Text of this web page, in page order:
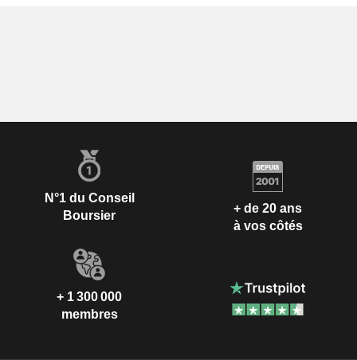
N°1 du Conseil
Boursier
+ de 20 ans
à vos côtés
+ 1 300 000
membres